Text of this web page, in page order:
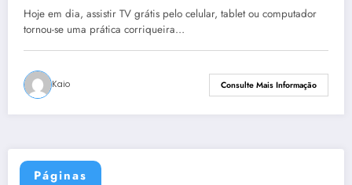
Hoje em dia, assistir TV grátis pelo celular, tablet ou computador
tornou-se uma prática corriqueira…
Kaio Consulte Mais Informação
Páginas